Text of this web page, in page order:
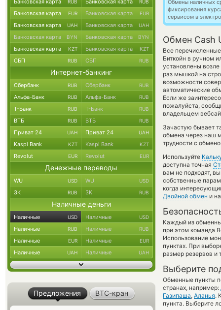
Обмены наличных
фиксирования
сервисом в
Обмен Cash
Все
Биткойн в ручном
установлены возле
раз мышкой на
возможности
автоматические
Если же
пожалуйста,
владельцем
Зачастую бывает
обмена через наш
трудности с
Используйте
доступна точная
вам не подходят,
собственные
когда
Двойной обмен и
Каждый из
при этом команда
Использование
пунктах. При
размер резервов и
Выберите
Обменные пункты
странах, например:
Газипаша, Аланья.
пункта. Выберите
Банковская карта RUB Банковская карта RUB
Банковская карта EUR Банковская карта EUR
Банковская карта UAH Банковская карта UAH
Банковская карта BYN Банковская карта BYN
Банковская карта KZT Банковская карта KZT
СБП RUB СБП RUB
Интернет-банкинг
Сбербанк RUB Сбербанк RUB
Альфа-Банк RUB Альфа-Банк RUB
Т-Банк RUB Т-Банк RUB
ВТБ RUB ВТБ RUB
Приват 24 UAH Приват 24 UAH
Kaspi Bank KZT Kaspi Bank KZT
Revolut EUR Revolut EUR
Денежные переводы
WU USD WU USD
ЗК RUB ЗК RUB
Наличные деньги
Наличные USD Наличные USD
Наличные RUB Наличные RUB
Наличные EUR Наличные EUR
Наличные UAH Наличные UAH
Предложения BTC-кран